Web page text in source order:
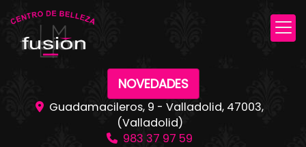
NOVEDADES
Guadamacileros, 9 - Valladolid, 47003,
(Valladolid)
983 37 97 59